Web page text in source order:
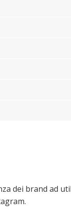
dei brand ad